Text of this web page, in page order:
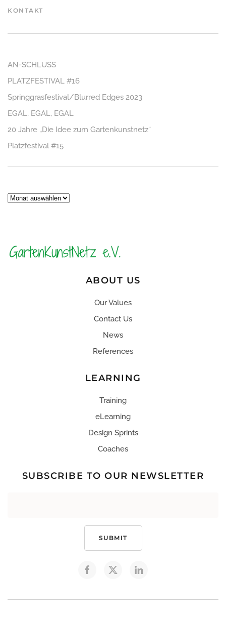
KONTAKT
AN-SCHLUSS
PLATZFESTIVAL #16
Springgrasfestival/Blurred Edges 2023
EGAL, EGAL, EGAL
20 Jahre „Die Idee zum Gartenkunstnetz“
Platzfestival #15
Archiv
ABOUT US
Our Values
Contact Us
News
References
LEARNING
Training
eLearning
Design Sprints
Coaches
SUBSCRIBE TO OUR NEWSLETTER
SUBMIT